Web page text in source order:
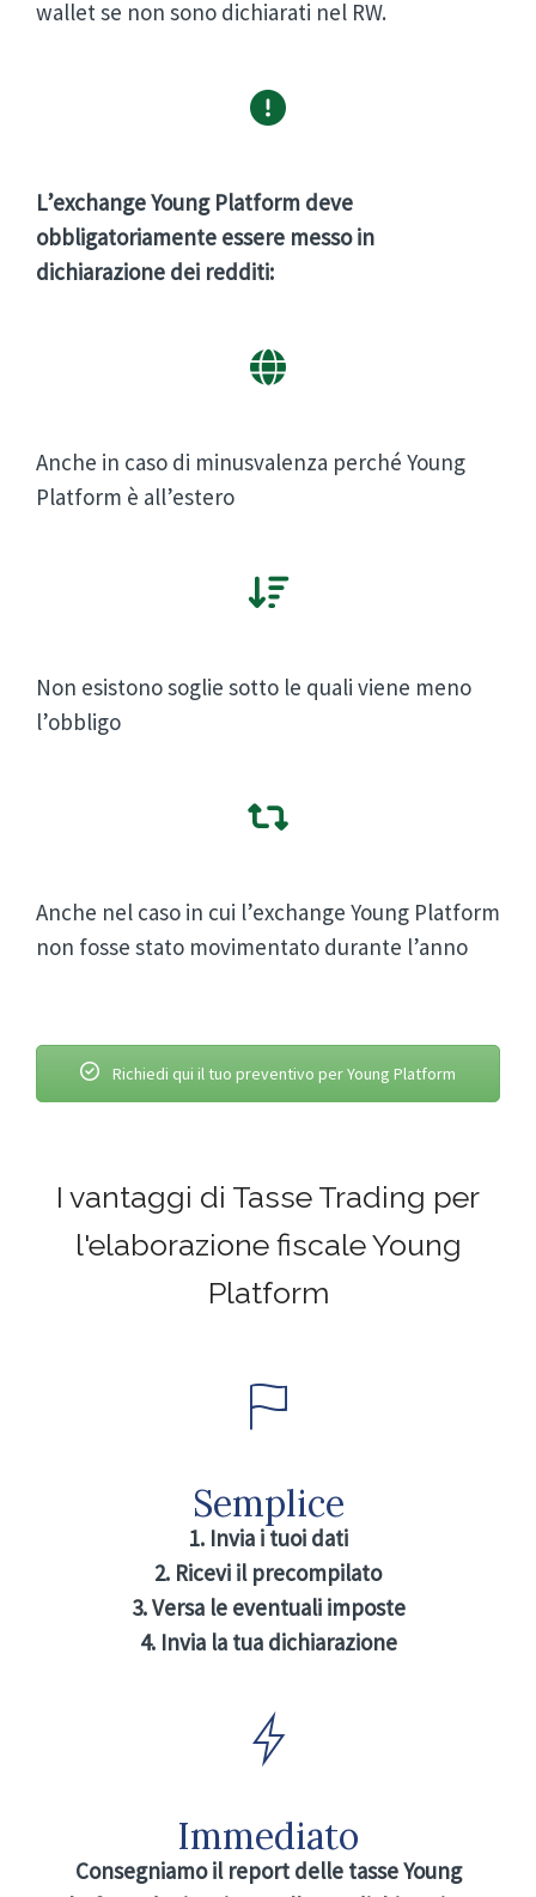
wallet se non sono dichiarati nel RW.
L’exchange Young Platform deve
obbligatoriamente essere messo in
dichiarazione dei redditi:
Anche in caso di minusvalenza perché Young
Platform è all’estero
Non esistono soglie sotto le quali viene meno
l’obbligo
Anche nel caso in cui l’exchange Young Platform
non fosse stato movimentato durante l’anno
Richiedi qui il tuo preventivo per Young Platform
I vantaggi di Tasse Trading per
l'elaborazione fiscale Young
Platform
Semplice
1. Invia i tuoi dati
2. Ricevi il precompilato
3. Versa le eventuali imposte
4. Invia la tua dichiarazione
Immediato
Consegniamo il report delle tasse Young